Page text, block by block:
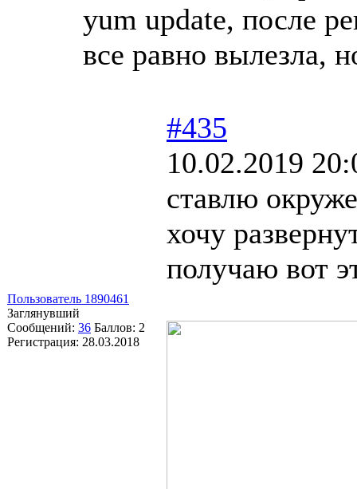
yum update, после
все равно вылезла,
Пользователь 1890461
Заглянувший
Сообщений: 36 Баллов: 2
Регистрация: 28.03.2018
#435
10.02.2019
ставлю
хочу
получаю вот